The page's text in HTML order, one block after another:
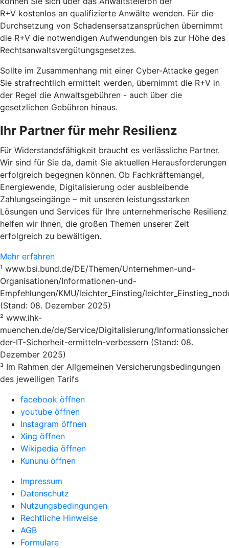
R+V kostenlos an qualifizierte Anwälte wenden. Für die
Durchsetzung von Schadensersatzansprüchen übernimmt
die R+V die notwendigen Aufwendungen bis zur Höhe des
Rechtsanwaltsvergütungsgesetzes.
Sollte im Zusammenhang mit einer Cyber-Attacke gegen
Sie strafrechtlich ermittelt werden, übernimmt die R+V in
der Regel die Anwaltsgebühren - auch über die
gesetzlichen Gebühren hinaus.
Ihr Partner für mehr Resilienz
Für Widerstandsfähigkeit braucht es verlässliche Partner.
Wir sind für Sie da, damit Sie aktuellen Herausforderungen
erfolgreich begegnen können. Ob Fachkräftemangel,
Energiewende, Digitalisierung oder ausbleibende
Zahlungseingänge – mit unseren leistungsstarken
Lösungen und Services für Ihre unternehmerische Resilienz
helfen wir Ihnen, die großen Themen unserer Zeit
erfolgreich zu bewältigen.
Mehr erfahren
¹ www.bsi.bund.de/DE/Themen/Unternehmen-und-
Organisationen/Informationen-und-
Empfehlungen/KMU/leichter_Einstieg/
(Stand: 08. Dezember 2025)
² www.ihk-
muenchen.de/de/Service/Digitalisierung/
der-IT-Sicherheit-ermitteln-verbessern (Stand: 08.
Dezember 2025)
³ Im Rahmen der Allgemeinen Versicherungsbedingungen
des jeweiligen Tarifs
facebook öffnen
youtube öffnen
Instagram öffnen
Xing öffnen
Wikipedia öffnen
Kununu öffnen
Impressum
Datenschutz
Nutzungsbedingungen
Rechtliche Hinweise
AGB
Formulare